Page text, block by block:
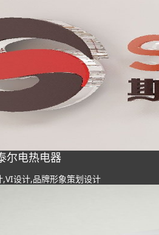
尔电热电器
,VI设计,品牌形象策划设计